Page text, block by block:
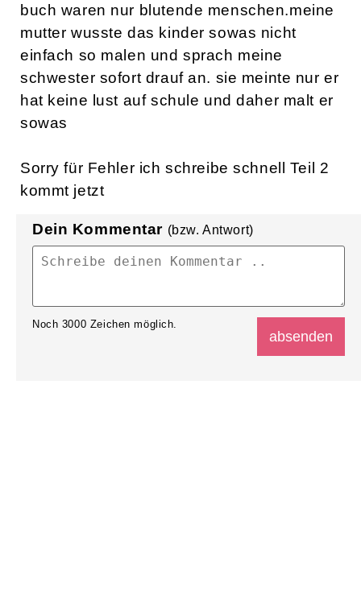
buch waren nur blutende menschen.meine
mutter wusste das kinder sowas nicht
einfach so malen und sprach meine
schwester sofort drauf an. sie meinte nur er
hat keine lust auf schule und daher malt er
sowas
Sorry für Fehler ich schreibe schnell Teil 2
kommt jetzt
Dein Kommentar (bzw. Antwort)
Noch 3000 Zeichen möglich.